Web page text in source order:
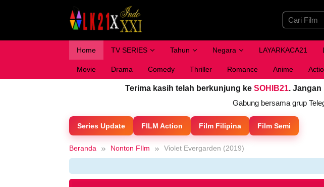
Home TV SERIES Tahun Negara LAYARKACA21
Movie Drama Comedy Thriller Romance Anime
Terima kasih telah berkunjung ke SOHIB21.
Gabung bersama grup
Series Update FILM Action Film Filipina Film Semi
Beranda Nonton FIlm Violet Evergarden (2019)